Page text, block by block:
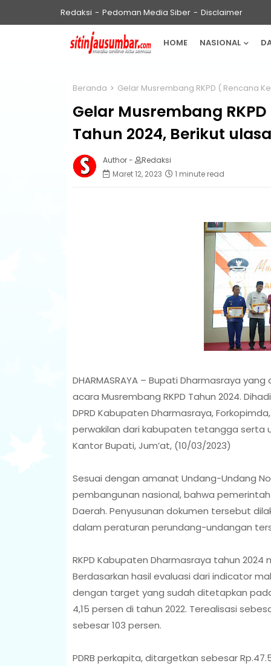
Redaksi Pedoman Media Siber Disclaimer
HOME NASIONAL
Beranda Gelar Musrembang RKPD ( Rencana
Gelar Musrembang
Tahun 2024, Berikut
Author -
Redaksi
Maret 12, 2023
1 minute read
DHARMASRAYA – Bupati Dharmasraya
acara Musrembang RKPD Tahun 2024.
DPRD Kabupaten Dharmasraya,
perwakilan dari kabupaten tetangga serta
Kantor Bupati, Jum’at, (10/03/2023)
Sesuai dengan amanat Undang-Undang
pembangunan nasional, bahwa
Daerah. Penyusunan dokumen tersebut
dalam peraturan perundang-undangan
RKPD Kabupaten Dharmasraya tahun 2024
Berdasarkan hasil evaluasi dari indicator
dengan target yang sudah ditetapkan
4,15 persen di tahun 2022. Terealisasi
sebesar 103 persen.
PDRB perkapita, ditargetkan sebesar